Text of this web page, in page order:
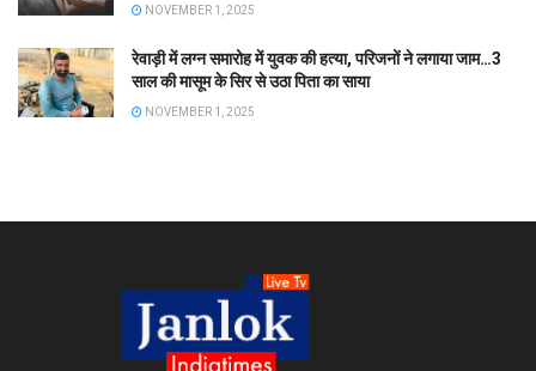
NOVEMBER 1, 2025
रेवाड़ी में लग्न समारोह में युवक की हत्या, परिजनों ने लगाया जाम…3
साल की मासूम के सिर से उठा पिता का साया
NOVEMBER 1, 2025